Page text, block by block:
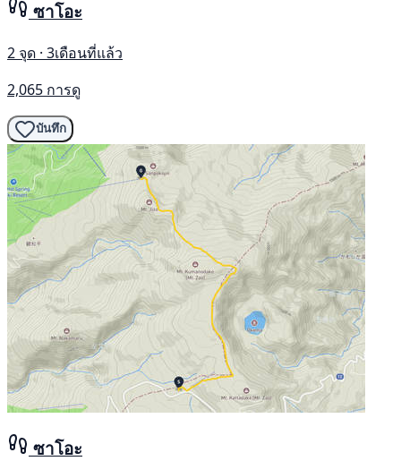
ซาโอะ
2 จุด · 3เดือนที่แล้ว
2,065 การดู
บันทึก
ซาโอะ